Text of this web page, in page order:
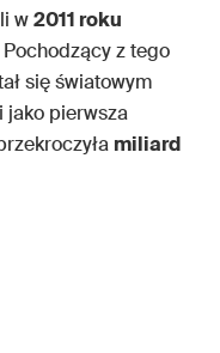
w2011 roku
Pochodzący z tego
się światowym
jako pierwsza
miliard